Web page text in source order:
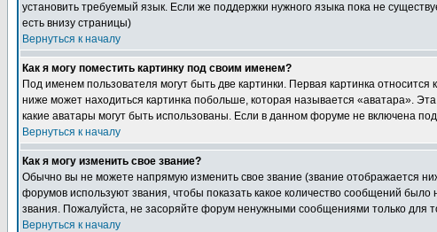
установить требуемый язык. Если же поддержки нужного языка пока не
есть внизу страницы)
Вернуться к началу
Как я могу поместить картинку под своим именем?
Под именем пользователя могут быть две картинки. Первая картинка
ниже может находиться картинка побольше, которая называется «аватара».
какие аватары могут быть использованы. Если в данном форуме не включена
Вернуться к началу
Как я могу изменить свое звание?
Обычно вы не можете напрямую изменить свое звание (звание отображается
форумов используют звания, чтобы показать какое количество сообщений
звания. Пожалуйста, не засоряйте форум ненужными сообщениями только для
Вернуться к началу